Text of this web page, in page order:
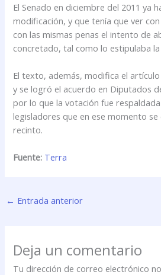
El Senado en diciembre del 2011 ya
modificación, y que tenía que ver
con las mismas penas el intento de
concretado, tal como lo estipulaba
El texto, además, modifica el
y se logró el acuerdo en Diputados
por lo que la votación fue
legisladores que en ese momento
recinto.
Fuente: Terra
← Entrada anterior
Deja un comentario
Tu dirección de correo electrónico